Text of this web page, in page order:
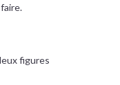
figures